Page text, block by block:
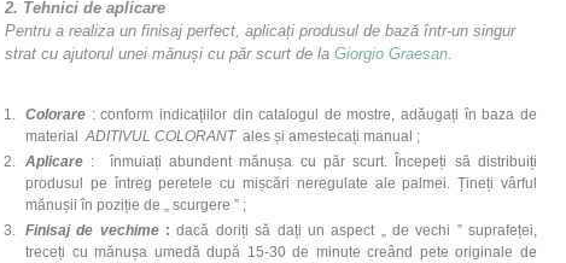
2. Tehnici de aplicare
Pentru a realiza un finisaj perfect, aplicați produsul de bază într-un singur
strat cu ajutorul unei mănuși cu păr scurt de la Giorgio Graesan
Colorare : conform indicațiilor din catalogul de mostre, adăugați în baza de
materialADITIVUL COLORANTales și amestecați manual ;
Aplicare : înmuiați abundent mănușa cu păr scurt. Începeți să distribuiți
produsul pe întreg peretele cu mișcări neregulate ale palmei. Țineți vârful
mănușii în poziție de „ scurgere ” ;
Finisaj de vechime :dacă doriți să dați un aspect „ de vechi ” suprafeței,
treceți cu mănușa umedă după 15-30 de minute creând pete originale de